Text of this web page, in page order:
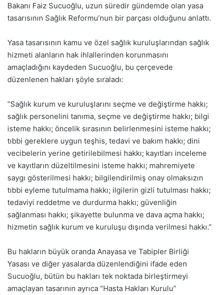
Bakanı Faiz Sucuoğlu, uzun süredir gündemde olan yasa
tasarısının Sağlık Reformu’nun bir parçası olduğunu anlattı.
Yasa tasarısının kamu ve özel sağlık kuruluşlarından sağlık
hizmeti alanların hak ihlallerinden korunmasını
amaçladığını kaydeden Sucuoğlu, bu çerçevede
düzenlenen hakları şöyle sıraladı:
“Sağlık kurum ve kuruluşlarını seçme ve değiştirme hakkı;
sağlık personelini tanıma, seçme ve değiştirme hakkı; bilgi
isteme hakkı; öncelik sırasının belirlenmesini isteme hakkı;
tıbbi gereklere uygun teşhis, tedavi ve bakım hakkı; dini
vecibelerin yerine getirilebilmesi hakkı; kayıtları inceleme
ve kayıtların düzeltilmesini isteme hakkı; mahremiyete
saygı gösterilmesi hakkı; bilgilendirilmiş onay olmaksızın
tıbbi eyleme tutulmama hakkı; ilgilerin gizli tutulması hakkı;
tedaviyi reddetme ve durdurma hakkı; güvenliğin
sağlanması hakkı; şikayette bulunma ve dava açma hakkı;
hizmetin sağlık kurum ve kuruluşu dışında verilmesi hakkı.”
Bu hakların büyük oranda Anayasa ve Tabipler Birliği
Yasası ve diğer yasalarda düzenlendiğini ifade eden
Sucuoğlu, bütün bu hakları tek noktada birleştirmeyi
amaçlayan tasarının ayrıca “Hasta Hakları Kurulu”